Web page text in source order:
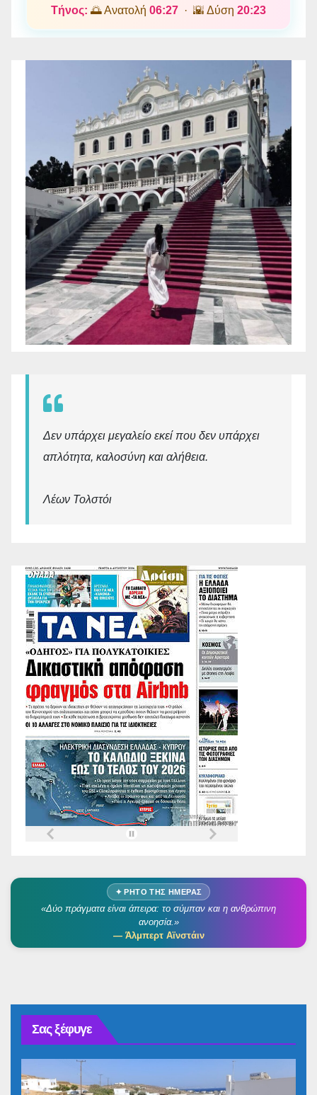
Τήνος: 🌅 Ανατολή 06:27 · 🌇 Δύση 20:23
Δεν υπάρχει μεγαλείο εκεί που δεν υπάρχει
απλότητα, καλοσύνη και αλήθεια.
Λέων Τολστόι
✦ ΡΗΤΌ ΤΗΣ ΗΜΈΡΑΣ
«Δύο πράγματα είναι άπειρα: το σύμπαν και η ανθρώπινη
ανοησία.»
— Άλμπερτ Αϊνστάιν
Σας ξέφυγε